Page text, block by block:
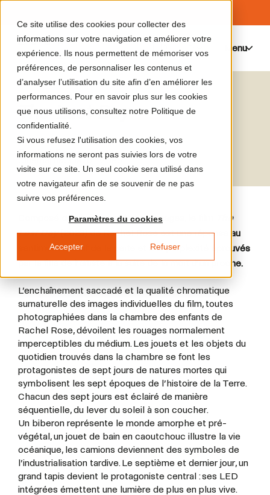
Ce site utilise des cookies pour collecter des
informations sur votre navigation et améliorer votre
expérience. Ils nous permettent de mémoriser vos
préférences, de personnaliser les contenus et
d’analyser l’utilisation du site afin d’en améliorer les
performances. Pour en savoir plus sur les cookies
que nous utilisons, consultez notre Politique de
confidentialité.
Si vous refusez l'utilisation des cookies, vos
informations ne seront pas suivies lors de votre
visite sur ce site. Un seul cookie sera utilisé dans
votre navigateur afin de se souvenir de ne pas
suivre vos préférences.
Paramètres du cookies
Accepter Refuser
Menu
The Last Day
Rachel Rose
Cinéma|Installation vidéo
Composé de plusieurs milliers d’images, le film
Last Day(2023) de Rachel Rose est une réponse au
sentiment intuitif de la perte et à la perplexité éprouvés
par la fille de l’artiste à la suite de la mort d’un proche.
L’enchaînement saccadé et la qualité chromatique
surnaturelle des images individuelles du film, toutes
photographiées dans la chambre des enfants de
Rachel Rose, dévoilent les rouages normalement
imperceptibles du médium. Les jouets et les objets du
quotidien trouvés dans la chambre se font les
protagonistes de sept jours de natures mortes qui
symbolisent les sept époques de l’histoire de la Terre.
Chacun des sept jours est éclairé de manière
séquentielle, du lever du soleil à son coucher.
Un biberon représente le monde amorphe et pré-
végétal, un jouet de bain en caoutchouc illustre la vie
océanique, les camions deviennent des symboles de
l’industrialisation tardive. Le septième et dernier jour, un
grand tapis devient le protagoniste central : ses LED
intégrées émettent une lumière de plus en plus vive.